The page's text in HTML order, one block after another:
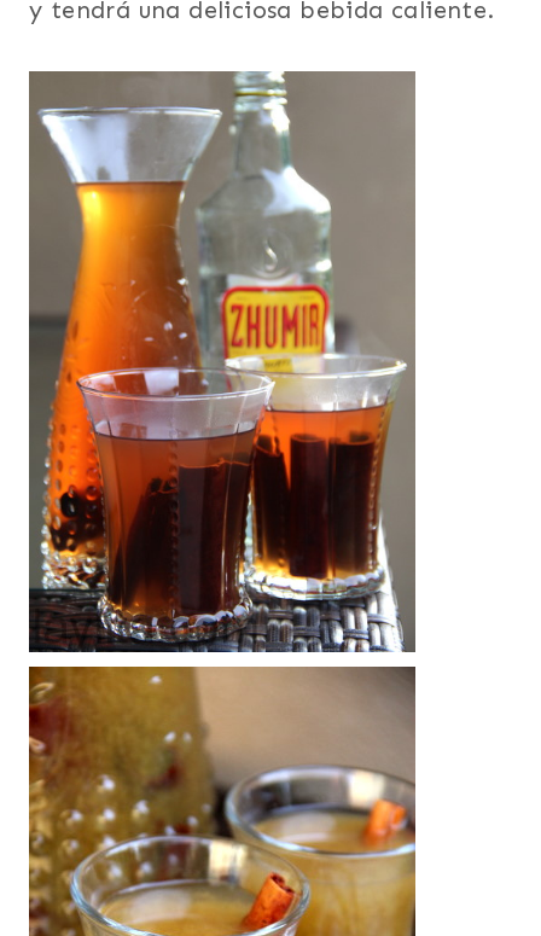
y tendrá una deliciosa bebida caliente.